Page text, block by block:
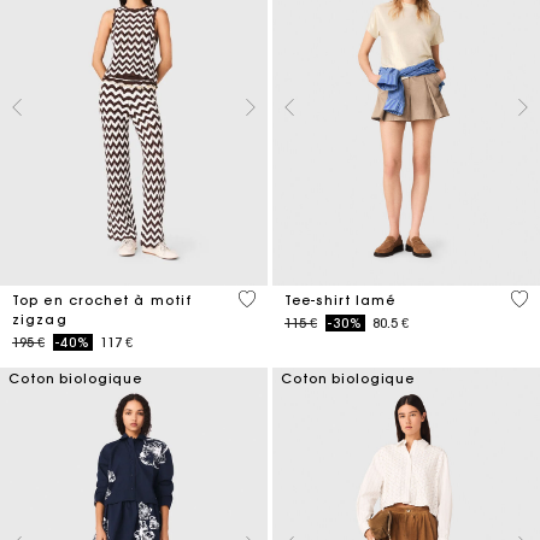
Top en crochet à motif
zigzag
Price reduced from
195 €to-40% 117 €
5 out of 5 Customer Rating
Tee-shirt lamé
Price reduced from
115 €to-30% 80.5 €
4,9
Coton biologique Coton biologique